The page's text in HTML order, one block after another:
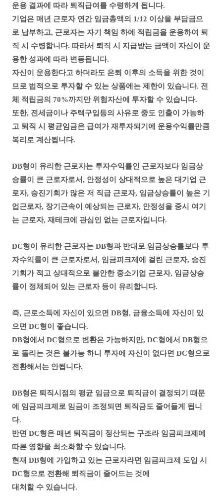
운용 결과에 따라 퇴직급여를 수령하게 됩니다.
기업은 매년 근로자 연간 임금총액의 1/12 이상을 부담금으
로 납부하고, 근로자는 자기 책임 하에 적립금을 운용하여 퇴
직 시 수령합니다. 따라서 퇴직 시 지급받는 금액이 자신이 운
용한 성과에 따라 변동됩니다.
자신이 운용한다고 하더라도 은퇴 이후의 소득을 위한 것이
므로 법적으로 투자할 수 있는 상품에는 제한이 있습니다. 전
체 적립금의 70%까지만 위험자산에 투자할 수 있습니다.
또한, 전세금이나 주택구입등의 사유로 중도 인출이 가능하
고 퇴직 시 평균임금은 급여가 재투자되기에 운용수익률만큼
복리로 계산됩니다.
DB형이 유리한 근로자는 투자수익률인 근로자보다 임금상
승률이 큰 근로자로서, 안정성이 상대적으로 높은 대기업 근
로자, 승진기회가 많은 저 직급 근로자, 임금상승률이 높은 기
업근로자, 장기근속이 예상되는 근로자, 안정성을 중시 여기
는 근로자, 재테크에 관심인 없는 근로자입니다.
DC형이 유리한 근로자는 DB형과 반대로 임금상승률보다 투
자수익률이 큰 근로자로서, 임금피크제에 걸린 근로자, 승진
기회가 적고 상대적으로 불안한 중소기업 근로자, 임금상승
률이 정체되어 있는 근로자 등이 유리합니다.
즉, 근로소득에 자신이 있으면 DB형, 금융소득에 자신이 있
으면 DC형이 좋습니다.
DB형에서 DC형으로 변환은 가능하지만, DC형에서 DB형으
로 돌리는 것은 불가능 하니 투자에 자신이 없다면 DC형으로
전환해서는 안됩니다.
DB형은 퇴직시점의 평균 임금으로 퇴직금이 결정되기 때문
에 임금피크제로 임금이 조정되면 퇴직금도 줄어들게 됩니
다.
반면 DC형은 매년 퇴직금이 정산되는 구조라 임금피크제에
따른 영향을 최소화할 수 있습니다.
현재 DB형에 가입하고 있는 근로자라면 임금피크제 도입 시
DC형으로 전환해 퇴직금이 줄어드는 것에
대처할 수 있습니다.